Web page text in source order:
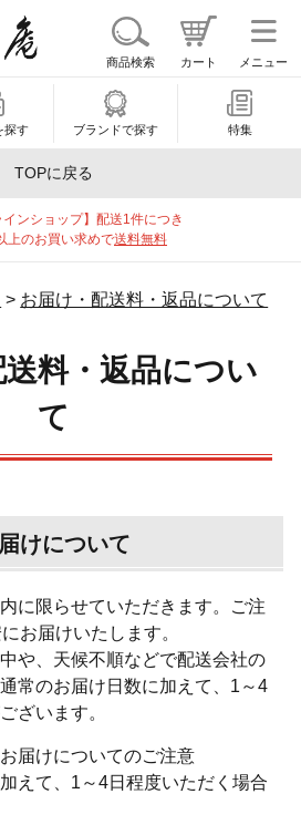
商品検索 カート メニュー
探す ブランドで探す 特集
TOPに戻る
インショップ】配送1件につき
上のお買い求めで送料無料
> お届け・配送料・返品について
料・返品につい
て
けについて
に限らせていただきます。ご注
お届けいたします。
や、天候不順などで配送会社の
常のお届け日数に加えて、1～4
ざいます。
届けについてのご注意
えて、1～4日程度いただく場合